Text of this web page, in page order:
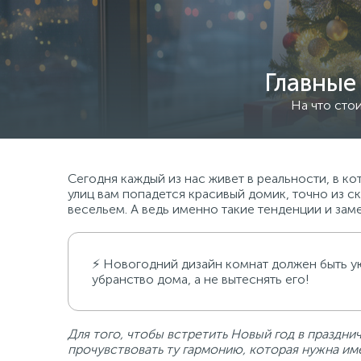
На что
Сегодня каждый из нас живет в реальности, в
улиц вам попадется красивый домик, точно из
весельем. А ведь именно такие тенденции и
⚡ Новогодний дизайн комнат должен быть
убранство дома, а не вытеснять его!
Для того, чтобы встретить Новый год в
прочувствовать ту гармонию, которая нужна